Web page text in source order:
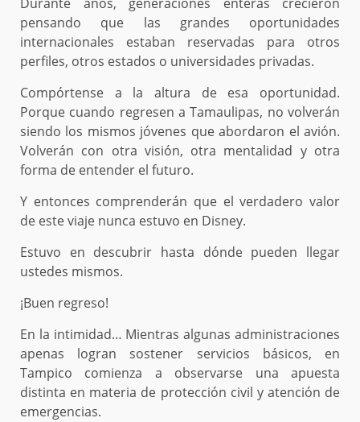
pensando que las grandes oportunidades
internacionales estaban reservadas para otros
perfiles, otros estados o universidades privadas.
Compórtense a la altura de esa oportunidad.
Porque cuando regresen a Tamaulipas, no volverán
siendo los mismos jóvenes que abordaron el avión.
Volverán con otra visión, otra mentalidad y otra
forma de entender el futuro.
Y entonces comprenderán que el verdadero valor
de este viaje nunca estuvo en Disney.
Estuvo en descubrir hasta dónde pueden llegar
ustedes mismos.
¡Buen regreso!
En la intimidad… Mientras algunas administraciones
apenas logran sostener servicios básicos, en
Tampico comienza a observarse una apuesta
distinta en materia de protección civil y atención de
emergencias.